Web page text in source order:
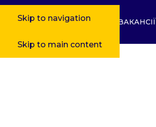
Skip to navigation
Skip to main content
ВАКАНСІЇ